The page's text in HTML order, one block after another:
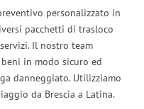
personalizzato in
pacchetti di trasloco
Il nostro team
in modo sicuro ed
danneggiato. Utilizziamo
da Brescia a Latina.